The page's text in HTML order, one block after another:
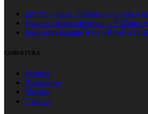
Em um jogaço, Polônia conquista o
Estados Unidos desafiam a Polônia
Jogo emocionante leva o Brasil à
COBERTURA
Paulista
Paranaense
Mineiro
Carioca